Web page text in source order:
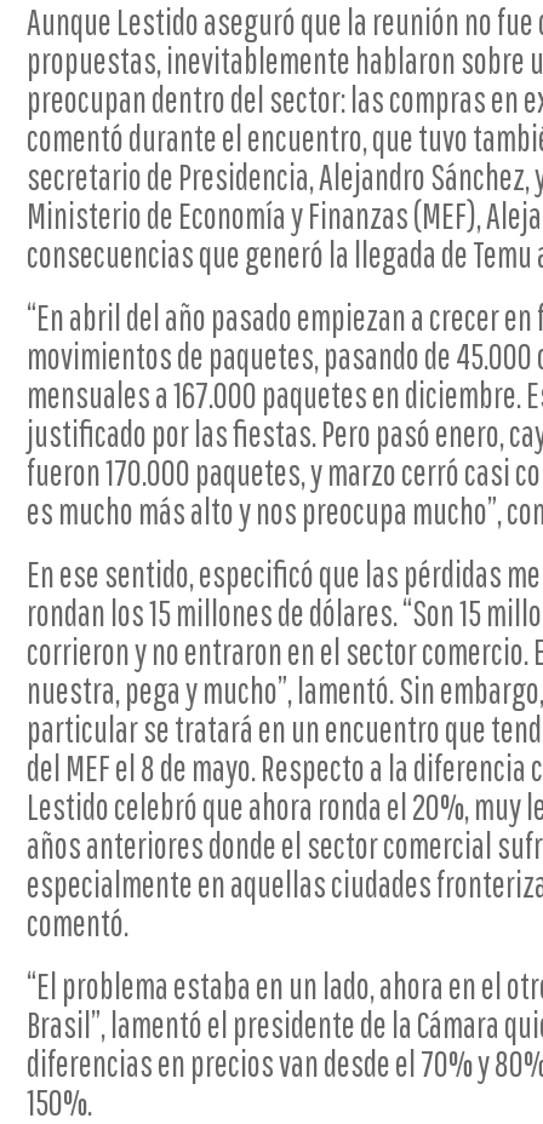
Aunque Lestido aseguró que la reunión no
propuestas, inevitablemente hablaron sobre
preocupan dentro del sector: las compras en
comentó durante el encuentro, que tuvo
secretario de Presidencia, Alejandro
Ministerio de Economía y Finanzas (MEF),
consecuencias que generó la llegada de
“En abril del año pasado empiezan a crecer
movimientos de paquetes, pasando de
mensuales a 167.000 paquetes en diciembre.
justificado por las fiestas. Pero pasó enero,
fueron 170.000 paquetes, y marzo cerró casi
es mucho más alto y nos preocupa mucho”,
En ese sentido, especificó que las pérdidas
rondan los 15 millones de dólares. “Son 15
corrieron y no entraron en el sector comercio.
nuestra, pega y mucho”, lamentó. Sin
particular se tratará en un encuentro que
del MEF el 8 de mayo. Respecto a la
Lestido celebró que ahora ronda el 20%, muy
años anteriores donde el sector comercial
especialmente en aquellas ciudades
comentó.
“El problema estaba en un lado, ahora en el
Brasil”, lamentó el presidente de la Cámara
diferencias en precios van desde el 70% y
150%.